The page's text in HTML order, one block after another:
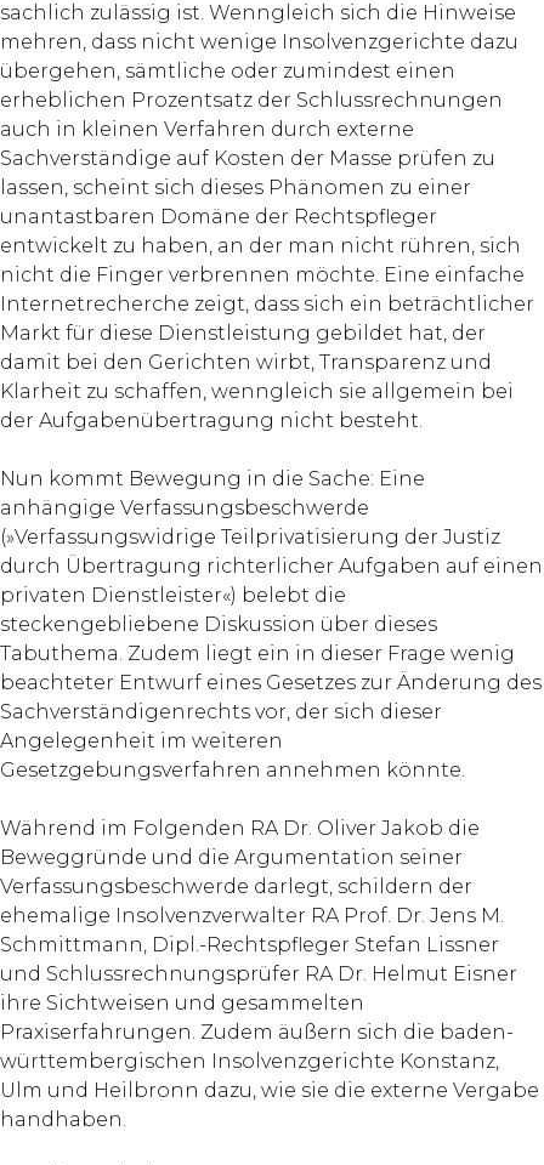
sachlich zulässig ist. Wenngleich sich die Hinweise
mehren, dass nicht wenige Insolvenzgerichte dazu
übergehen, sämtliche oder zumindest einen
erheblichen Prozentsatz der Schlussrechnungen
auch in kleinen Verfahren durch externe
Sachverständige auf Kosten der Masse prüfen zu
lassen, scheint sich dieses Phänomen zu einer
unantastbaren Domäne der Rechtspfleger
entwickelt zu haben, an der man nicht rühren, sich
nicht die Finger verbrennen möchte. Eine einfache
Internetrecherche zeigt, dass sich ein beträchtlicher
Markt für diese Dienstleistung gebildet hat, der
damit bei den Gerichten wirbt, Transparenz und
Klarheit zu schaffen, wenngleich sie allgemein bei
der Aufgabenübertragung nicht besteht.
Nun kommt Bewegung in die Sache: Eine
anhängige Verfassungsbeschwerde
(»Verfassungswidrige Teilprivatisierung der Justiz
durch Übertragung richterlicher Aufgaben auf einen
privaten Dienstleister«) belebt die
steckengebliebene Diskussion über dieses
Tabuthema. Zudem liegt ein in dieser Frage wenig
beachteter Entwurf eines Gesetzes zur Änderung des
Sachverständigenrechts vor, der sich dieser
Angelegenheit im weiteren
Gesetzgebungsverfahren annehmen könnte.
Während im Folgenden RA Dr. Oliver Jakob die
Beweggründe und die Argumentation seiner
Verfassungsbeschwerde darlegt, schildern der
ehemalige Insolvenzverwalter RA Prof. Dr. Jens M.
Schmittmann, Dipl.-Rechtspfleger Stefan Lissner
und Schlussrechnungsprüfer RA Dr. Helmut Eisner
ihre Sichtweisen und gesammelten
Praxiserfahrungen. Zudem äußern sich die baden-
württembergischen Insolvenzgerichte Konstanz,
Ulm und Heilbronn dazu, wie sie die externe Vergabe
handhaben.